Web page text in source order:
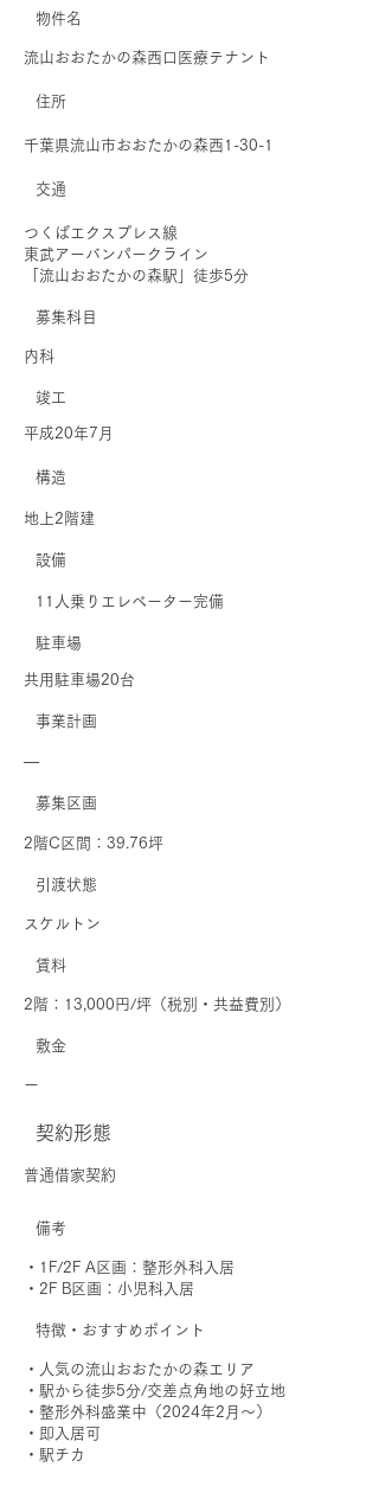
​物件名
流山おおたかの森西口医療テナント
住所
千葉県流山市おおたかの森西1-30-1
交通
つくばエクスプレス線
東武アーバンパークライン
「流山おおたかの森駅」徒歩5分
募集科目
内科
​竣工
平成20年7月
​構造
地上2階建
​設備
11人乗りエレベーター完備
駐車場
共用駐車場20台
事業計画
―
募集区画
2階C区間：39.76坪
引渡状態
スケルトン
賃料
2階：13,000円/坪（税別・共益費別）
敷金
ー
契約形態
普通借家契約
備考
・1F/2F A区画：整形外科入居
・2F B区画：小児科入居
特徴・おすすめポイント
・人気の流山おおたかの森エリア
・駅から徒歩5分/交差点角地の好立地
・整形外科盛業中（2024年2月～）
・即入居可
・駅チカ